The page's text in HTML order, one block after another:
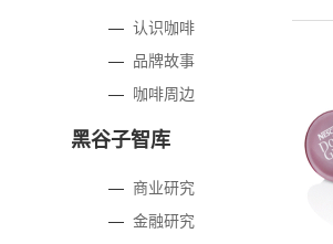
—认识咖啡
— 品牌故事
— 咖啡周边
黑谷子智库
— 商业研究
—金融研究